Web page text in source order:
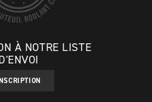
À NOTRE LISTE